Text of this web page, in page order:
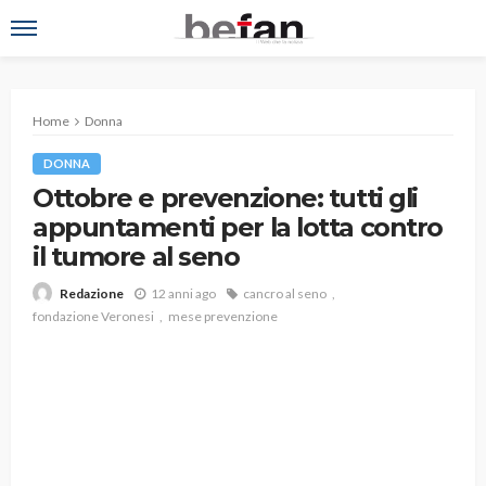
Home Donna
DONNA
Ottobre e prevenzione: tutti gli
appuntamenti per la lotta contro
il tumore al seno
Redazione 12 anni ago
cancro al seno
fondazione Veronesi
mese prevenzione